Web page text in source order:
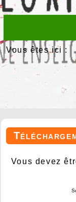
Vous êtes ici :
Vous devez